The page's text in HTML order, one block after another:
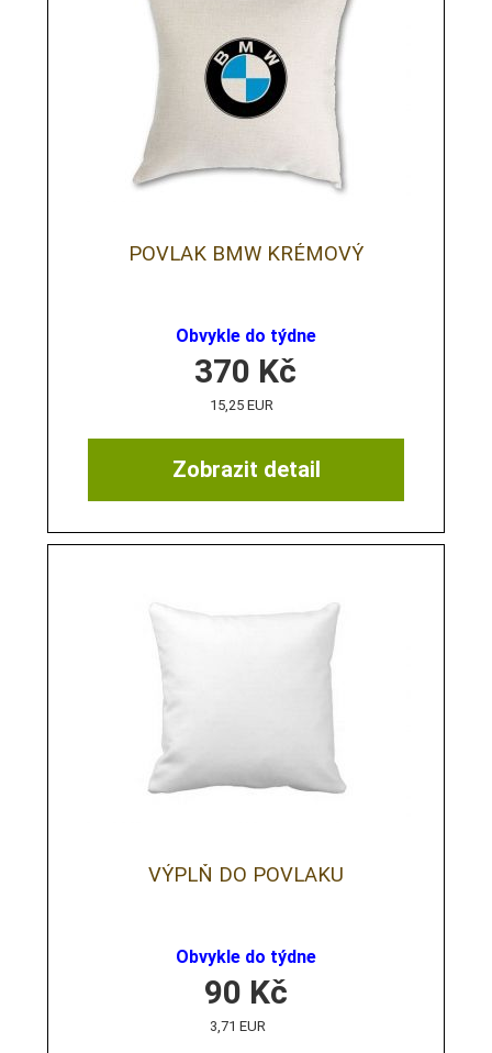
POVLAK BMW KRÉMOVÝ
Obvykle do týdne
Zobrazit detail
370 Kč
15,25 EUR
VÝPLŇ DO POVLAKU
Obvykle do týdne
90 Kč
3,71 EUR